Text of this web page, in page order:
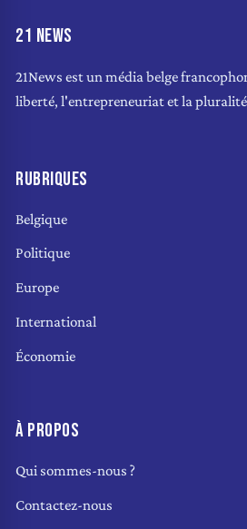
21 NEWS
21News est un média belge
liberté, l'entrepreneuriat et la
RUBRIQUES
Belgique
Politique
Europe
International
Économie
À PROPOS
Qui sommes-nous ?
Contactez-nous